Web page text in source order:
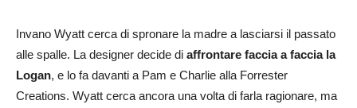
Invano Wyatt cerca di spronare la madre a lasciarsi il passato
alle spalle. La designer decide di affrontare faccia a faccia la
Logan, e lo fa davanti a Pam e Charlie alla Forrester
Creations. Wyatt cerca ancora una volta di farla ragionare, ma